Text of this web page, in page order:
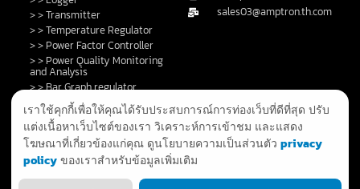
> > Transmitter
> > Temperature Regulator
> > Power Factor Controller
> > Power Quality Monitoring
and Analysis
> > Bar Graph regulator
> > Control Switch and Lamp
> > DC Shunt
> > Fault Annunciator
> > GPS Clock and System
> > Privacy Policy
sales03@amptron.th.com
เราใช้คุกกี้เพื่อให้คุณได้รับประสบการณ์การท่องเว็บที่ดีที่สุด ปรับ
แต่งเนื้อหาเว็บไซต์ของเรา วิเคราะห์การเข้าชม และแสดง
โฆษณาที่เกี่ยวข้องแก่คุณ ดูนโยบายความเป็นส่วนตัว privacy
policy ของเราสำหรับข้อมูลเพิ่มเติม